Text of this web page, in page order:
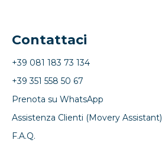
Contattaci
+39 081 183 73 134
+39 351 558 50 67
Prenota su WhatsApp
Assistenza Clienti (Movery Assistant)
F.A.Q.